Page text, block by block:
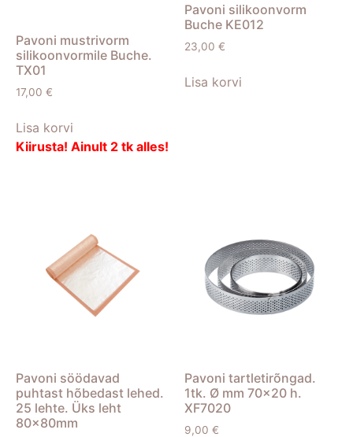
Pavoni mustrivorm
silikoonvormile Buche.
TX01
17,00 €
Lisa korvi
Kiirusta! Ainult 2 tk alles!
Pavoni silikoonvorm
Buche KE012
23,00 €
Lisa korvi
Pavoni söödavad
puhtast hõbedast lehed.
25 lehte. Üks leht
80x80mm
Pavoni tartletirõngad.
1tk. Ø mm 70×20 h.
XF7020
9,00 €